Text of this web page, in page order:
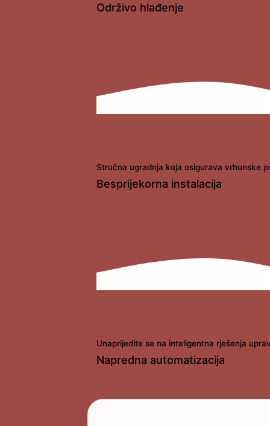
Održivo hlađenje
Stručna ugradnja koja osigurava vrhunske
Besprijekorna instalacija
Unaprijedite se na inteligentna rješenja
Napredna automatizacija